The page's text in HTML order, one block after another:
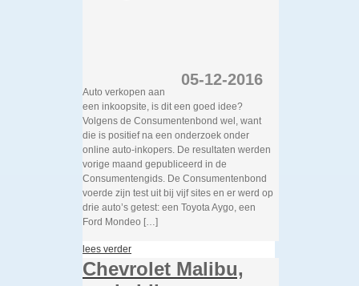
05-12-2016
Auto verkopen aan
een inkoopsite, is dit een goed idee?
Volgens de Consumentenbond wel, want
die is positief na een onderzoek onder
online auto-inkopers. De resultaten werden
vorige maand gepubliceerd in de
Consumentengids. De Consumentenbond
voerde zijn test uit bij vijf sites en er werd op
drie auto’s getest: een Toyota Aygo, een
Ford Mondeo […]
lees verder
Chevrolet Malibu,